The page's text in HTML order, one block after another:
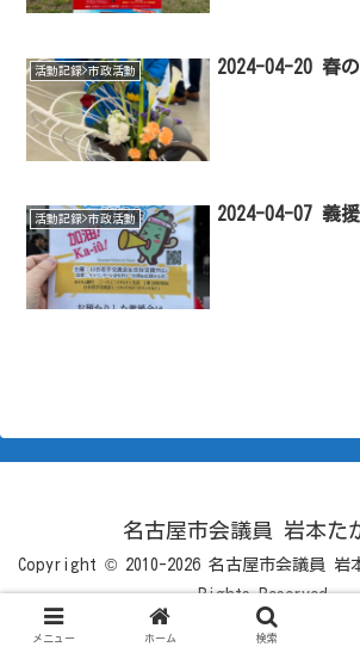
活動記録>市政活動 2024-04-20 春
活動記録>市政活動 2024-04-07 義
名古屋市会議員 岩本た
Copyright © 2010-2026 名古屋市会議員 岩
Rights Reserved.
メニュー ホーム 検索